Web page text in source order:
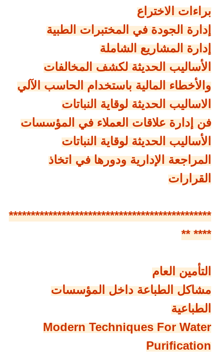
براءات الاختراع
إدارة الجودة في المختبرات الطبية
إدارة المشاريع الشاملة
الأساليب الحديثة لكشف المخالفات
والأخطاء المالية باستخدام الحاسب الآلي
الاساليب الحديثة لوقاية النباتات
فن إدارة علاقات العملاء في المؤسسات
الأساليب الحديثة لوقاية النباتات
المراجعة الإدارية ودورها في اتخاذ
القرارات
**********************************************
**** **
التأمين العام
مشاكل الطباعة داخل المؤسسات
الطباعية
Modern Techniques For Water
Purification